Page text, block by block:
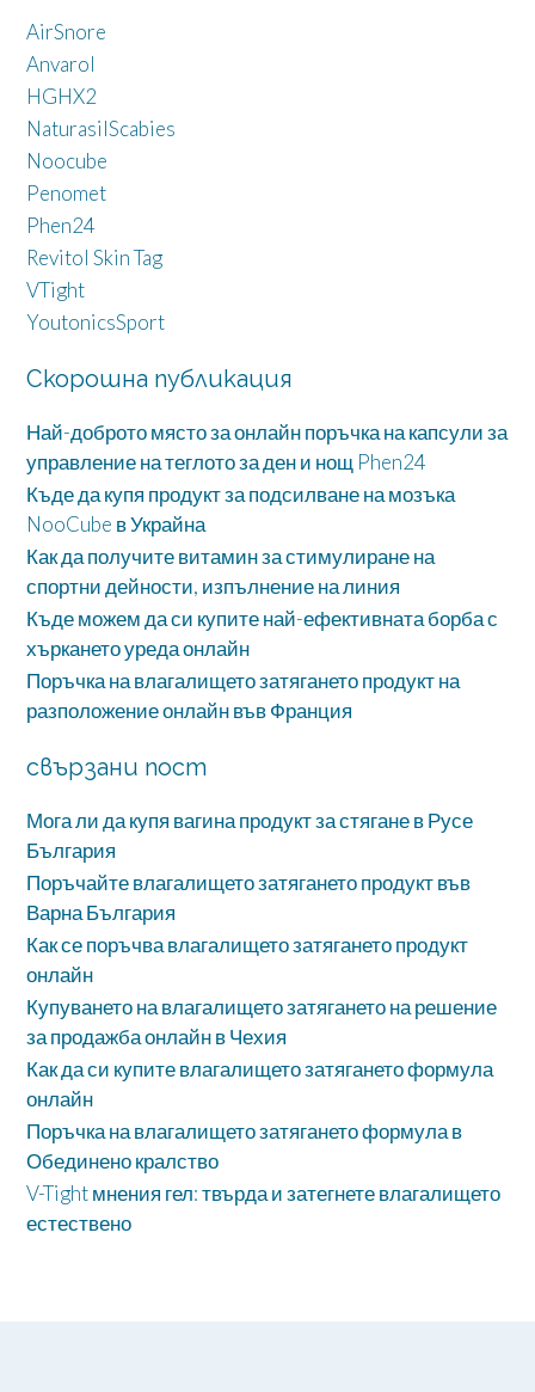
AirSnore
Anvarol
HGHX2
NaturasilScabies
Noocube
Penomet
Phen24
Revitol Skin Tag
VTight
YoutonicsSport
Скорошна публикация
Най-доброто място за онлайн поръчка на капсули за
управление на теглото за ден и нощ Phen24
Къде да купя продукт за подсилване на мозъка
NooCube в Украйна
Как да получите витамин за стимулиране на
спортни дейности, изпълнение на линия
Къде можем да си купите най-ефективната борба с
хъркането уреда онлайн
Поръчка на влагалището затягането продукт на
разположение онлайн във Франция
свързани пост
Мога ли да купя вагина продукт за стягане в Русе
България
Поръчайте влагалището затягането продукт във
Варна България
Как се поръчва влагалището затягането продукт
онлайн
Купуването на влагалището затягането на решение
за продажба онлайн в Чехия
Как да си купите влагалището затягането формула
онлайн
Поръчка на влагалището затягането формула в
Обединено кралство
V-Tight мнения гел: твърда и затегнете влагалището
естествено